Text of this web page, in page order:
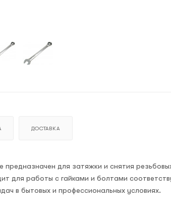
ДОСТАВКА
для затяжки и снятия
для работы с гайками и болтами
в бытовых и профессиональных условиях.